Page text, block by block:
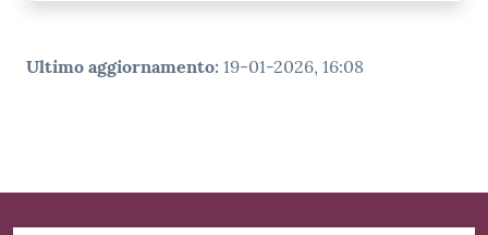
Ultimo aggiornamento: 19-01-2026, 16:08